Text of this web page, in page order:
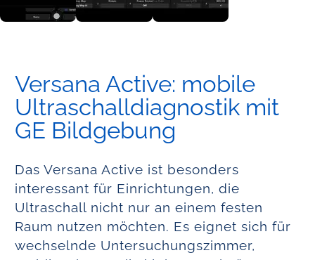
Versana Active: mobile
Ultraschalldiagnostik mit
GE Bildgebung
Das Versana Active ist besonders
interessant für Einrichtungen, die
Ultraschall nicht nur an einem festen
Raum nutzen möchten. Es eignet sich für
wechselnde Untersuchungszimmer,